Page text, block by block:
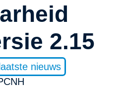
2.15
nieuws